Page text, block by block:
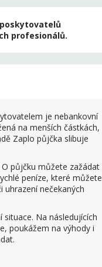
poskytovatelů
profesionálů.
je nebankovní
na menších částkách,
Zaplo půjčka slibuje
půjčku můžete zažádat
peníze, které můžete
uhrazení nečekaných
Na následujících
poukážem na výhody i